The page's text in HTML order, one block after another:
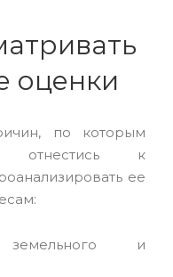
оценки
по которым
отнестись к
ее
и